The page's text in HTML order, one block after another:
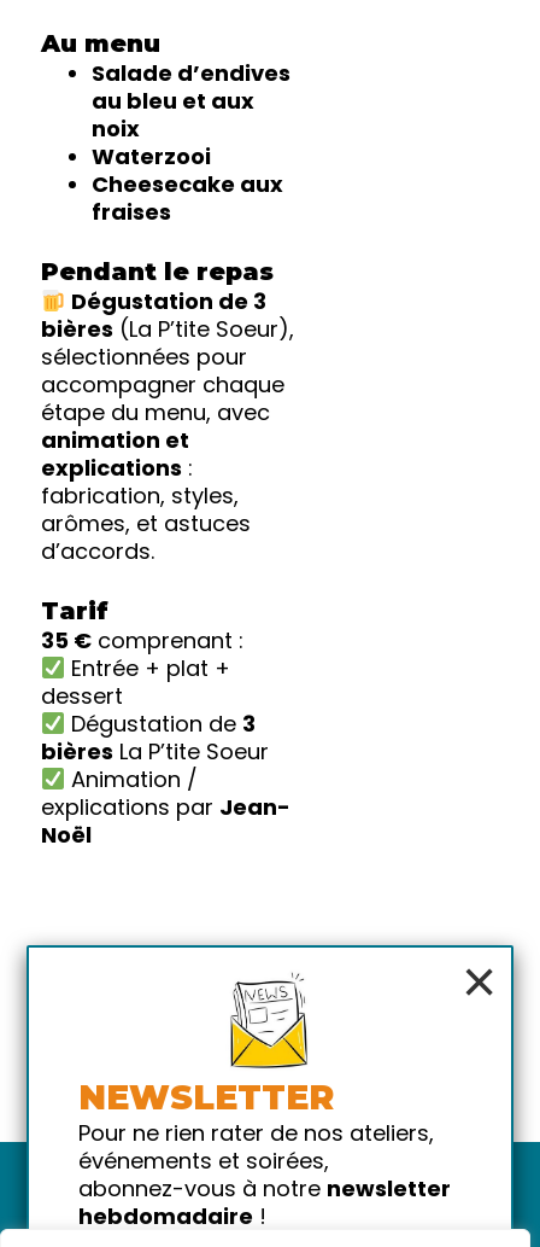
Au menu
Salade d’endives
au bleu et aux
noix
Waterzooi
Cheesecake aux
fraises
Pendant le repas
Dégustation de 3
bières (La P’tite Soeur),
sélectionnées pour
accompagner chaque
étape du menu, avec
animation et
explications :
fabrication, styles,
arômes, et astuces
d’accords.
Tarif
35 €comprenant :
Entrée + plat +
dessert
Dégustation de 3
bières La P’tite Soeur
Animation /
explications par Jean-
Noël
×
NEWSLETTER
Pour ne rien rater de nos ateliers,
événements et soirées,
abonnez-vous à notre newsletter
hebdomadaire !